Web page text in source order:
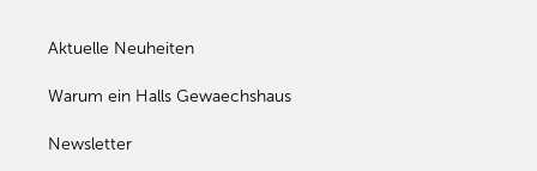
Aktuelle Neuheiten
Warum ein Halls Gewaechshaus
Newsletter